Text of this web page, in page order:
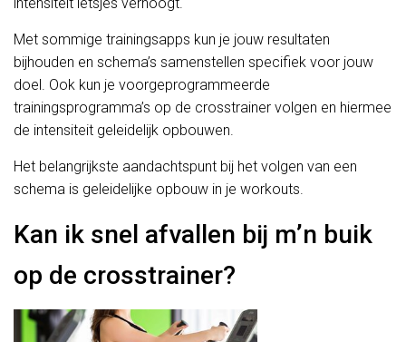
Met sommige trainingsapps kun je jouw resultaten
bijhouden en schema’s samenstellen specifiek voor jouw
doel. Ook kun je voorgeprogrammeerde
trainingsprogramma’s op de crosstrainer volgen en hiermee
de intensiteit geleidelijk opbouwen.
Het belangrijkste aandachtspunt bij het volgen van een
schema is geleidelijke opbouw in je workouts.
Kan ik snel afvallen bij m’n buik
op de crosstrainer?